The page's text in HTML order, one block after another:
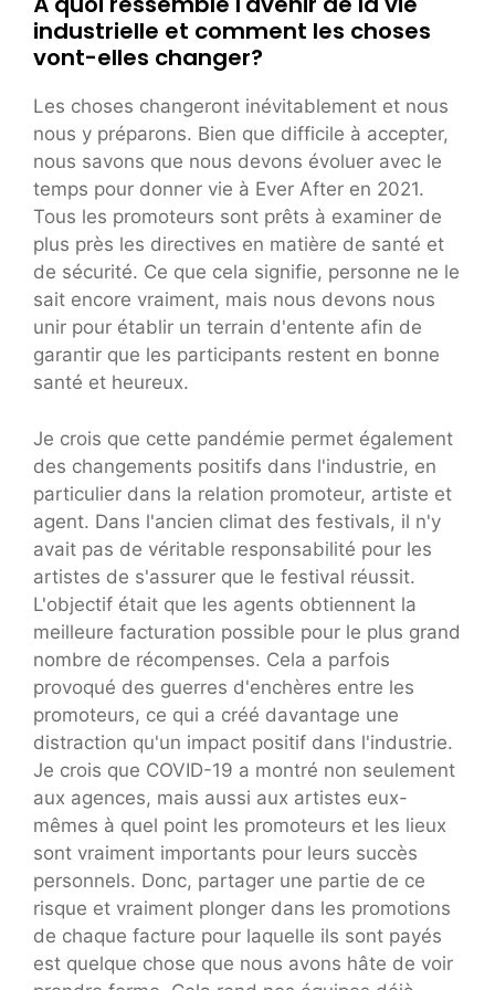
industrielle et comment les choses
vont-elles changer?
Les choses changeront inévitablement et nous
nous y préparons. Bien que difficile à accepter,
nous savons que nous devons évoluer avec le
temps pour donner vie à Ever After en 2021.
Tous les promoteurs sont prêts à examiner de
plus près les directives en matière de santé et
de sécurité. Ce que cela signifie, personne ne le
sait encore vraiment, mais nous devons nous
unir pour établir un terrain d'entente afin de
garantir que les participants restent en bonne
santé et heureux.
Je crois que cette pandémie permet également
des changements positifs dans l'industrie, en
particulier dans la relation promoteur, artiste et
agent. Dans l'ancien climat des festivals, il n'y
avait pas de véritable responsabilité pour les
artistes de s'assurer que le festival réussit.
L'objectif était que les agents obtiennent la
meilleure facturation possible pour le plus grand
nombre de récompenses. Cela a parfois
provoqué des guerres d'enchères entre les
promoteurs, ce qui a créé davantage une
distraction qu'un impact positif dans l'industrie.
Je crois que COVID-19 a montré non seulement
aux agences, mais aussi aux artistes eux-
mêmes à quel point les promoteurs et les lieux
sont vraiment importants pour leurs succès
personnels. Donc, partager une partie de ce
risque et vraiment plonger dans les promotions
de chaque facture pour laquelle ils sont payés
est quelque chose que nous avons hâte de voir